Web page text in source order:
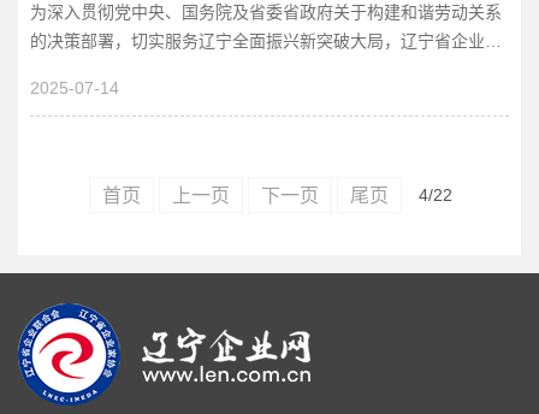
为深入贯彻党中央、国务院及省委省政府关于构建和谐劳动关系
的决策部署，切实服务辽宁全面振兴新突破大局，辽宁省企业联
2025-07-14
首页 上一页 下一页 尾页 4/22